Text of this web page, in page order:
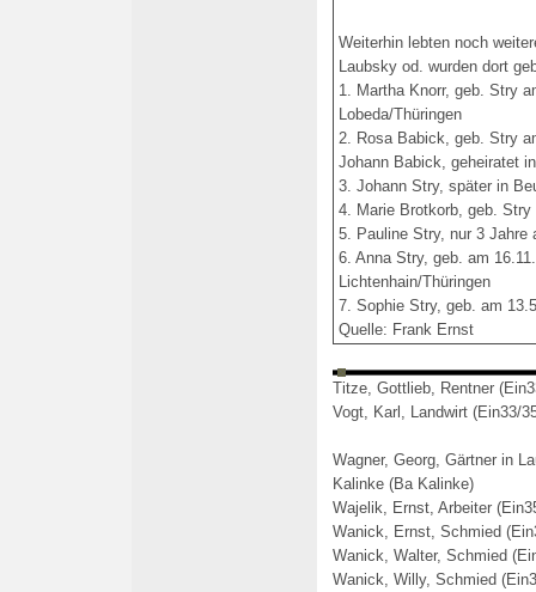
Weiterhin lebten noch
Laubsky od. wurden dort
1. Martha Knorr, geb. Stry
Lobeda/Thüringen
2. Rosa Babick, geb. Stry
Johann Babick, geheiratet
3. Johann Stry, später in
4. Marie Brotkorb, geb.
5. Pauline Stry, nur 3 Jahre
6. Anna Stry, geb. am
Lichtenhain/Thüringen
7. Sophie Stry, geb. am
Quelle: Frank Ernst
Titze, Gottlieb, Rentner
Vogt, Karl, Landwirt (Ein33/
Wagner, Georg, Gärtner in
Kalinke (Ba Kalinke)
Wajelik, Ernst, Arbeiter
Wanick, Ernst, Schmied
Wanick, Walter, Schmied
Wanick, Willy, Schmied